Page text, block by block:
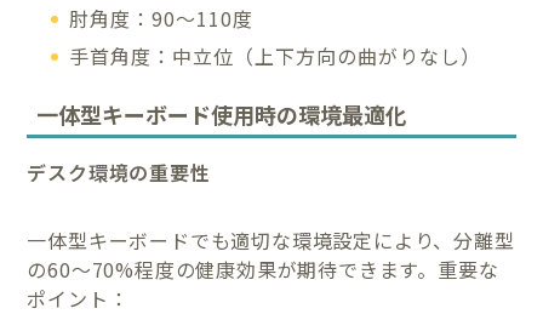
肘角度：90〜110度
手首角度：中立位（上下方向の曲がりなし）
一体型キーボード使用時の環境最適化
デスク環境の重要性
一体型キーボードでも適切な環境設定により、分離型
の60〜70%程度の健康効果が期待できます。重要な
ポイント：